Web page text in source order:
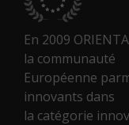
En 2009
la communauté
Européenne
innovants dans
la catégorie